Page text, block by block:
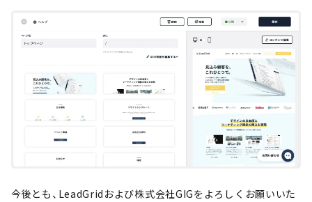
今後とも、LeadGridおよび株式会社GIGをよろしくお願いいた